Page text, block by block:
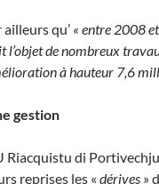
qu’ « entre 2008
de nombreux
à hauteur 7,6
gestion
Riacquistu di
reprises les « dérives »